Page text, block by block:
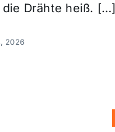
die Drähte heiß. […]
2026